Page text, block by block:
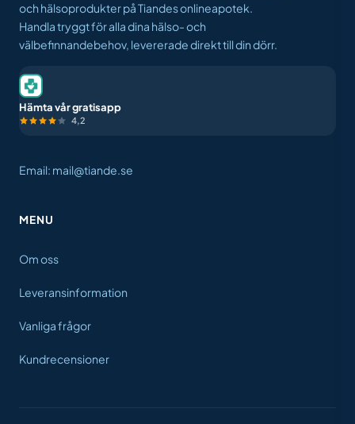
och hälsoprodukter på Tiandes onlineapotek.
Handla tryggt för alla dina hälso- och
välbefinnandebehov, levererade direkt till din dörr.
Hämta vår gratisapp
4,2
Email: mail@tiande.se
MENU
Om oss
Leveransinformation
Vanliga frågor
Kundrecensioner